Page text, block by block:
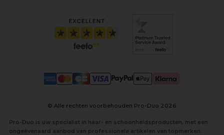
© Alle rechten voorbehouden Pro-Duo 2026
Pro-Duo is uw specialist in haar- en schoonheidsproducten, met een
ongeëvenaard aanbod van professionele artikelen van topmerken.